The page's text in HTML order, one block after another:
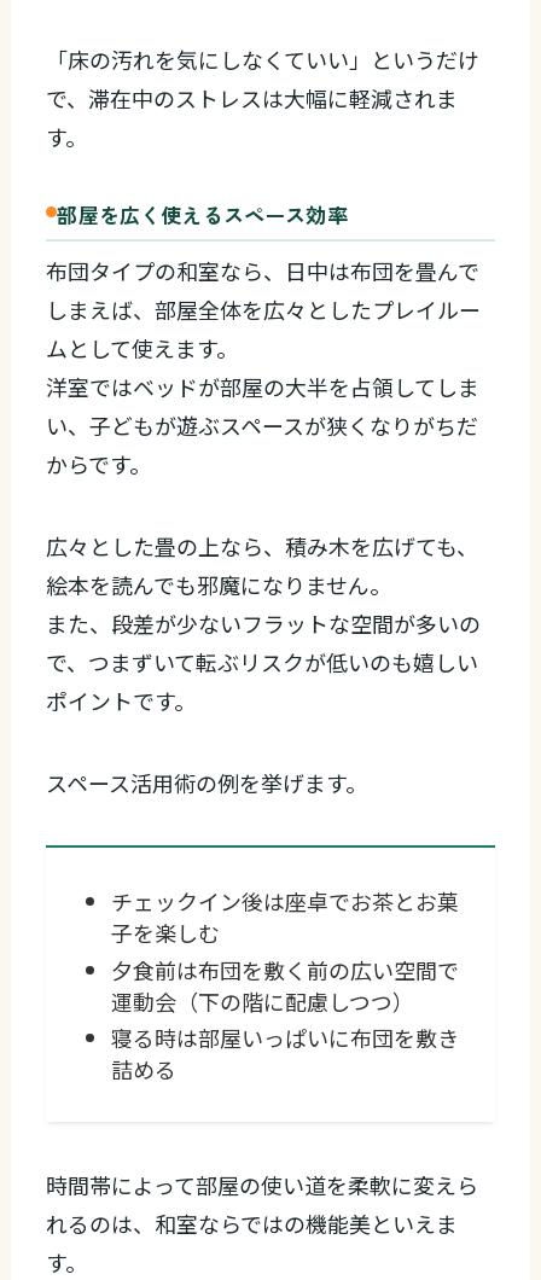
「床の汚れを気にしなくていい」というだけ
で、滞在中のストレスは大幅に軽減されま
す。
部屋を広く使えるスペース効率
布団タイプの和室なら、日中は布団を畳んで
しまえば、部屋全体を広々としたプレイルー
ムとして使えます。
洋室ではベッドが部屋の大半を占領してしま
い、子どもが遊ぶスペースが狭くなりがちだ
からです。
広々とした畳の上なら、積み木を広げても、
絵本を読んでも邪魔になりません。
また、段差が少ないフラットな空間が多いの
で、つまずいて転ぶリスクが低いのも嬉しい
ポイントです。
スペース活用術の例を挙げます。
チェックイン後は座卓でお茶とお菓
子を楽しむ
夕食前は布団を敷く前の広い空間で
運動会（下の階に配慮しつつ）
寝る時は部屋いっぱいに布団を敷き
詰める
時間帯によって部屋の使い道を柔軟に変えら
れるのは、和室ならではの機能美といえま
す。